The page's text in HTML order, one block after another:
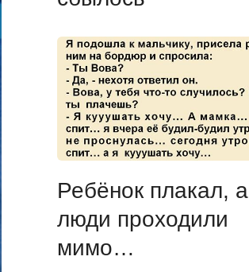
Ребёнок плакал, а
люди проходили
мимо…